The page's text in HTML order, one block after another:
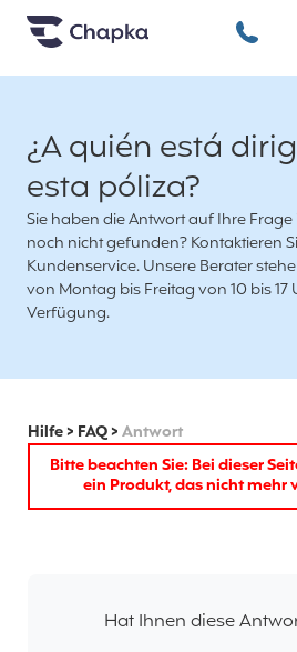
Chapka travel +49 89
¿A quién está
esta póliza?
Sie haben die Antwort auf Ihre
noch nicht gefunden? Kontaktieren
Kundenservice. Unsere Berater
von Montag bis Freitag von 10 bis 17
Verfügung.
Hilfe> FAQ>Antwort
Bitte beachten Sie: Bei dieser
ein Produkt, das nicht mehr
Hat Ihnen diese